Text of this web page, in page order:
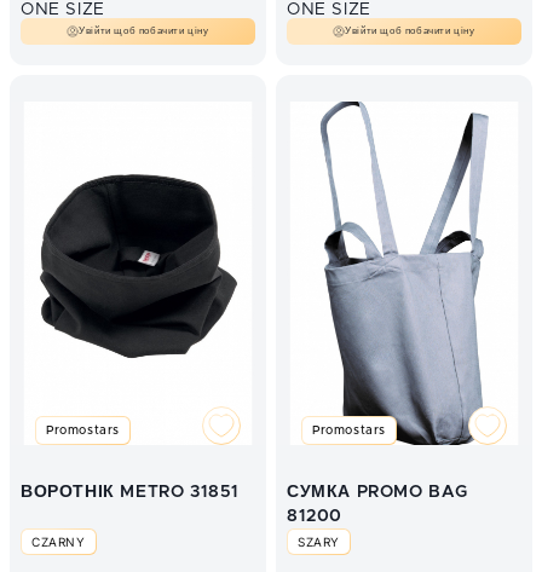
ONE SIZE
Увійти щоб побачити ціну
ONE SIZE
Увійти щоб побачити ціну
Promostars
ВОРОТНІК METRO 31851
CZARNY
Promostars
СУМКА PROMO BAG
81200
SZARY